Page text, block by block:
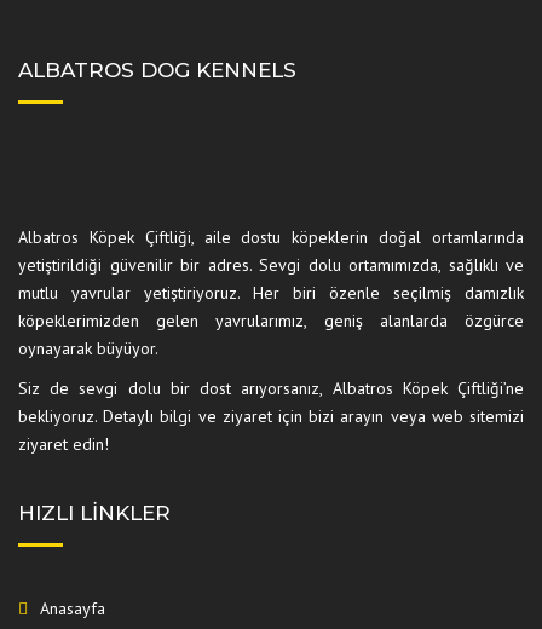
ALBATROS DOG KENNELS
Albatros Köpek Çiftliği, aile dostu köpeklerin doğal ortamlarında
yetiştirildiği güvenilir bir adres. Sevgi dolu ortamımızda, sağlıklı ve
mutlu yavrular yetiştiriyoruz. Her biri özenle seçilmiş damızlık
köpeklerimizden gelen yavrularımız, geniş alanlarda özgürce
oynayarak büyüyor.
Siz de sevgi dolu bir dost arıyorsanız, Albatros Köpek Çiftliği’ne
bekliyoruz. Detaylı bilgi ve ziyaret için bizi arayın veya web sitemizi
ziyaret edin!
HIZLI LINKLER
Anasayfa